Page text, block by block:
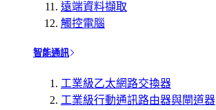
遠端資料擷取
觸控電腦
智能通訊
工業級乙太網路交換器
工業級行動通訊路由器與閘道器